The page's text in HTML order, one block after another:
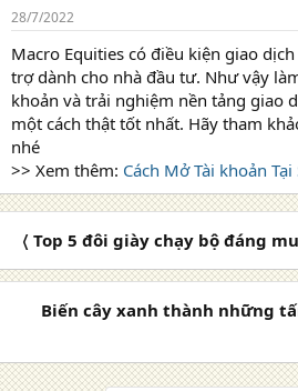
g
28/7/2022
Macro Equities có điều kiện giao
trợ dành cho nhà đầu tư. Như vậy
khoản và trải nghiệm nền tảng giao
một cách thật tốt nhất. Hãy tham
nhé
>> Xem thêm: Cách Mở Tài khoản
〈 Top 5 đôi giày chạy bộ đáng
Biến cây xanh thành những